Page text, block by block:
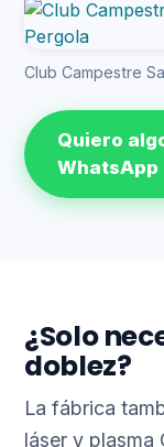
Club Campestre
Quiero
WhatsApp
¿Solo
doblez?
La fábrica
láser y